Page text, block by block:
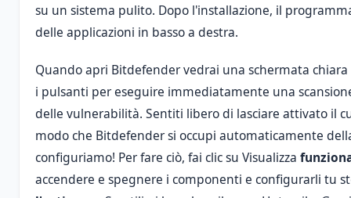
su un sistema pulito. Dopo l'installazione, il
delle applicazioni in basso a destra.
Quando apri Bitdefender vedrai una schermata
i pulsanti per eseguire immediatamente una
delle vulnerabilità. Sentiti libero di lasciare attivato il
modo che Bitdefender si occupi automaticamente
configuriamo! Per fare ciò, fai clic su Visualizza
accendere e spegnere i componenti e configurarli tu